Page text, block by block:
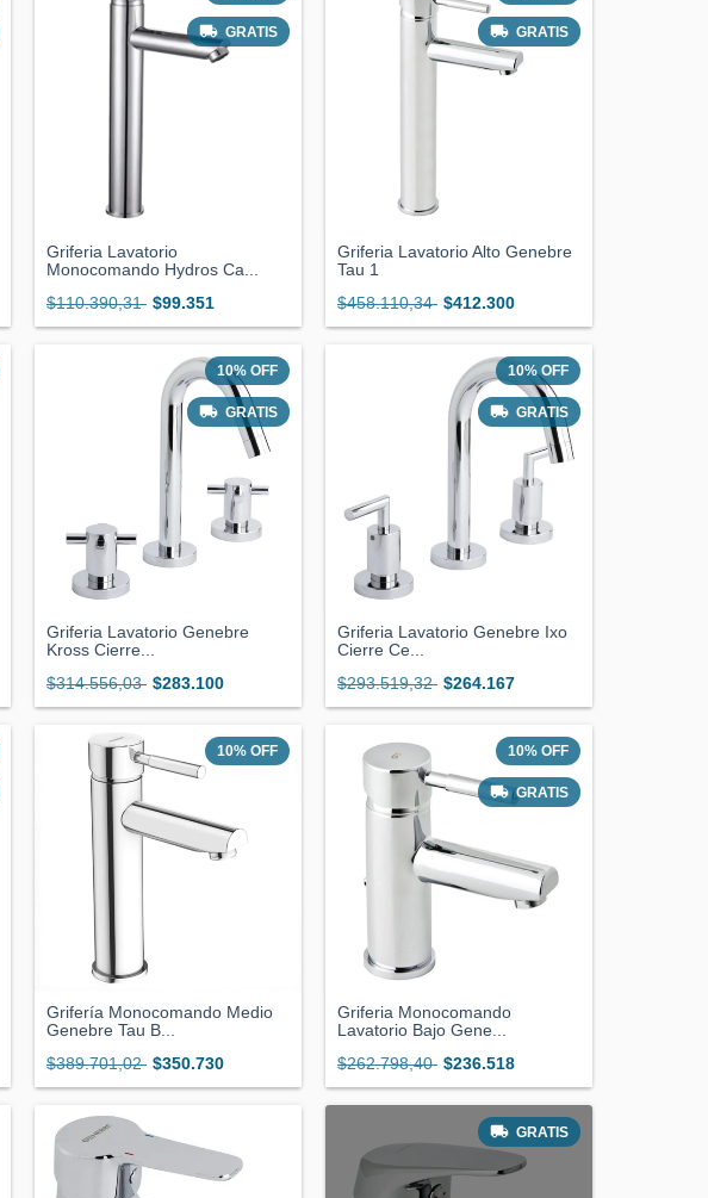
GRATIS
Griferia Lavatorio
Monocomando Hydros Ca...
$110.390,31 $99.351
GRATIS
Griferia Lavatorio Alto Genebre
Tau 1
$458.110,34 $412.300
10% OFF
GRATIS
Griferia Lavatorio Genebre
Kross Cierre...
$314.556,03 $283.100
10%OFF
GRATIS
Griferia Lavatorio Genebre Ixo
Cierre Ce...
$293.519,32 $264.167
10% OFF
Grifería Monocomando Medio
Genebre Tau B...
$389.701,02 $350.730
10% OFF
GRATIS
Griferia Monocomando
Lavatorio Bajo Gene...
$262.798,40 $236.518
GRATIS